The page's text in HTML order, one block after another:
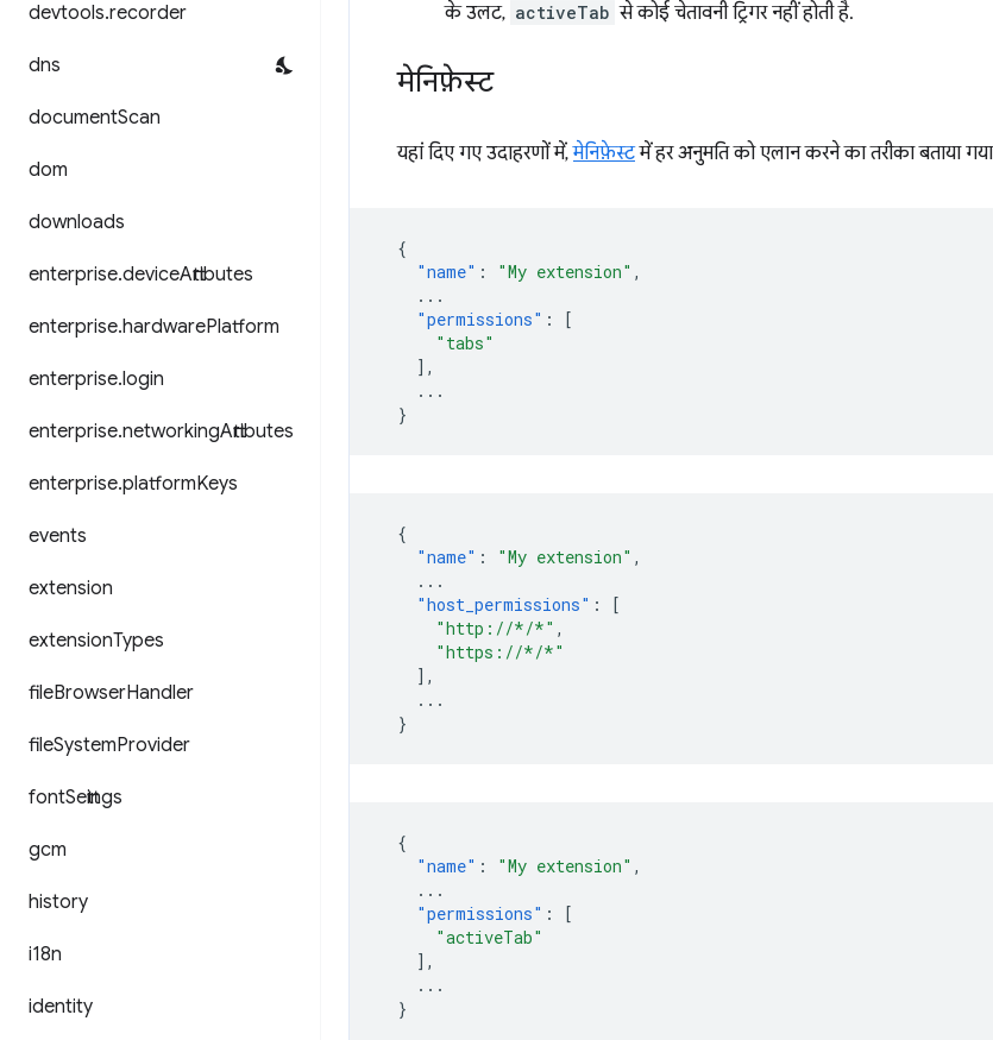
devtools.recorder
dns
documentScan
dom
downloads
enterprise.deviceAttributes
enterprise.hardwarePlatform
enterprise.login
enterprise.networkingAttributes
enterprise.platformKeys
events
extension
extensionTypes
fileBrowserHandler
fileSystemProvider
fontSettings
gcm
history
i18n
identity
के उलट, activeTab से कोई चेतावनी ट्रिगर नहीं होती है.
मेनिफ़ेस्ट
यहां दिए गए उदाहरणों में,मेनिफ़ेस्टमें हर अनुमति को एलान करने का तरीका बताया
{
"name" : "My extension" ,
...
"permissions" :
[
"tabs"
],
...
}
{
"name" : "My extension" ,
...
"host_permissions" :
[
"http://*/*" ,
"https://*/*"
],
...
}
{
"name" : "My extension" ,
...
"permissions" :
[
"activeTab"
],
...
}